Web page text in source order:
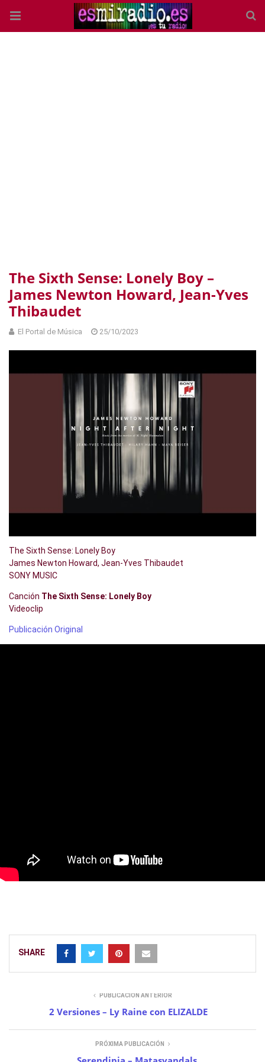
The Sixth Sense: Lonely Boy –
James Newton Howard, Jean-Yves
Thibaudet
El Portal de Música 25/10/2023
The Sixth Sense: Lonely Boy
James Newton Howard, Jean-Yves Thibaudet
SONY MUSIC
Canción The Sixth Sense: Lonely Boy
Videoclip
Publicación Original
SHARE
PUBLICACIÓN ANTERIOR
2 Versiones – Ly Raine con ELIZALDE
PRÓXIMA PUBLICACIÓN